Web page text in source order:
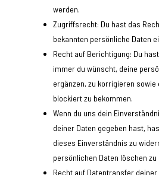
werden.
Zugriffsrecht: Du hast das
bekannten persönliche Daten
Recht auf Berichtigung: Du
immer du wünscht, deine
ergänzen, zu korrigieren
blockiert zu bekommen.
Wenn du uns dein
deiner Daten gegeben hast,
dieses Einverständnis zu
persönlichen Daten löschen zu
Recht auf Datentransfer deiner